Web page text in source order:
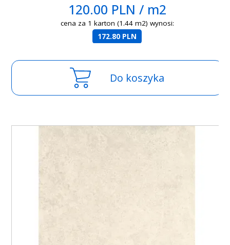
120.00 PLN / m2
cena za 1 karton (1.44 m2) wynosi:
172.80 PLN
Do koszyka